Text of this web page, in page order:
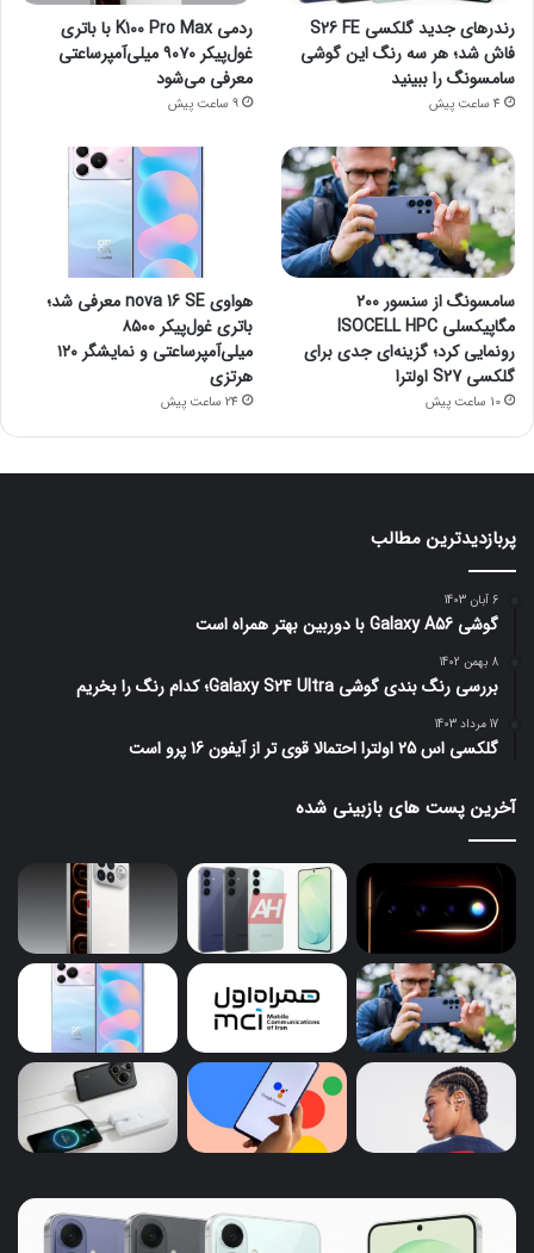
رندرهای جدید گلکسی S26 FE
فاش شد؛ هر سه رنگ این گوشی
سامسونگ را ببینید
4 ساعت پیش
ردمی K100 Pro Max با باتری
غول‌پیکر ۹۰۷۰ میلی‌آمپرساعتی
معرفی می‌شود
9 ساعت پیش
سامسونگ از سنسور ۲۰۰
مگاپیکسلی ISOCELL HPC
رونمایی کرد؛ گزینه‌ای جدی برای
گلکسی S27 اولترا
10 ساعت پیش
هواوی nova 16 SE معرفی شد؛
باتری غول‌پیکر ۸۵۰۰
میلی‌آمپرساعتی و نمایشگر ۱۲۰
هرتزی
24 ساعت پیش
پربازدیدترین مطالب
6 آبان 1403
گوشی Galaxy A56 با دوربین بهتر همراه است
8 بهمن 1402
بررسی رنگ بندی گوشی Galaxy S24 Ultra؛ کدام رنگ را بخریم
17 مرداد 1403
گلکسی اس 25 اولترا احتمالا قوی تر از آیفون 16 پرو است
آخرین پست های بازبینی شده
ردمی